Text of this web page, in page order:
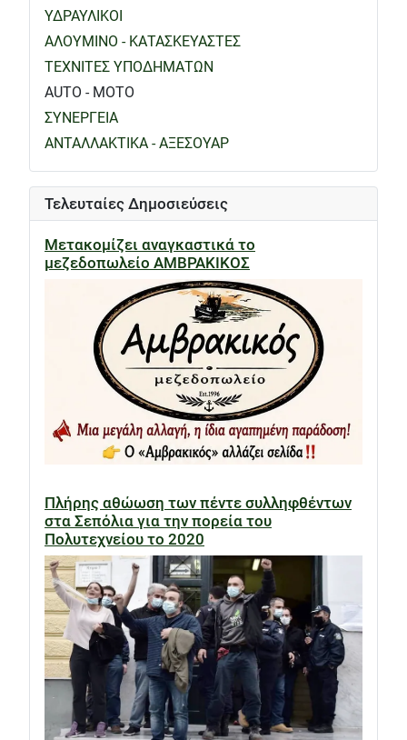
ΥΔΡΑΥΛΙΚΟΙ
ΑΛΟΥΜΙΝΟ - ΚΑΤΑΣΚΕΥΑΣΤΕΣ
ΤΕΧΝΙΤΕΣ ΥΠΟΔΗΜΑΤΩΝ
AUTO - MOTO
ΣΥΝΕΡΓΕΙΑ
ΑΝΤΑΛΛΑΚΤΙΚΑ - ΑΞΕΣΟΥΑΡ
Τελευταίες Δημοσιεύσεις
Μετακομίζει αναγκαστικά το
μεζεδοπωλείο ΑΜΒΡΑΚΙΚΟΣ
Πλήρης αθώωση των πέντε συλληφθέντων
στα Σεπόλια για την πορεία του
Πολυτεχνείου το 2020